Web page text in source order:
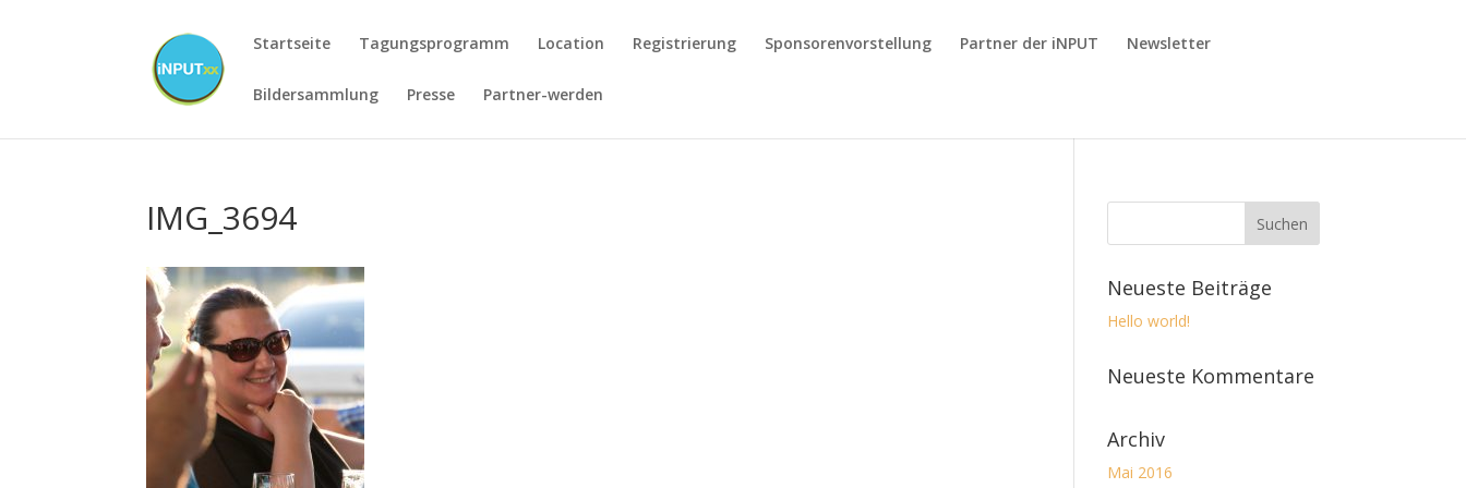
Startseite Tagungsprogramm Location Registrierung Sponsorenvorstellung Partner der iNPUT Newsletter
Bildersammlung Presse Partner-werden
IMG_3694
Neueste Beiträge
Hello world!
Neueste Kommentare
Archiv
Mai 2016